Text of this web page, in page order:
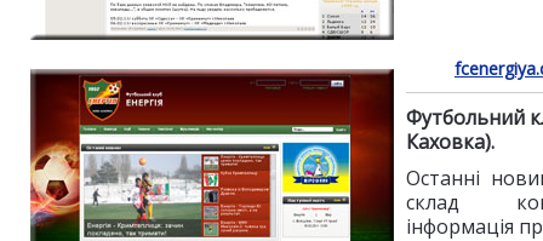
Футбольний
Каховка).
Останні
склад
інформація